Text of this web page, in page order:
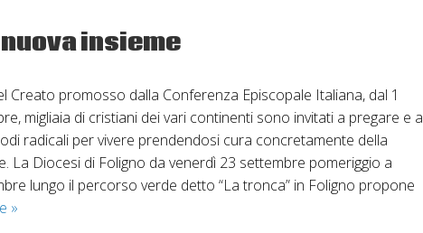
insieme
Creato promosso dalla Conferenza Episcopale Italiana, dal 1
migliaia di cristiani dei vari continenti sono invitati a pregare e a
radicali per vivere prendendosi cura concretamente della
La Diocesi di Foligno da venerdì 23 settembre pomeriggio a
lungo il percorso verde detto “La tronca” in Foligno propone
Camminare
»